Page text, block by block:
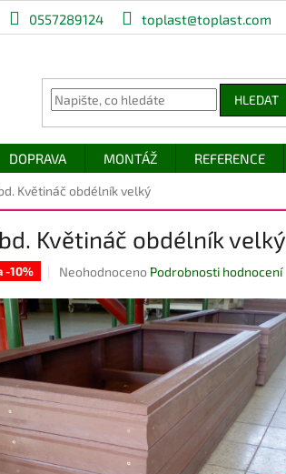
0557289124 toplast@toplast.com
HLEDAT
DOPRAVA MONTÁŽ REFERENCE
Květináč obdélník velký
Květináč obdélník velký
-10%
Průměrné
produktu
je
0,0
z
hvězdiček.
Neohodnoceno Podrobnosti hodnocení